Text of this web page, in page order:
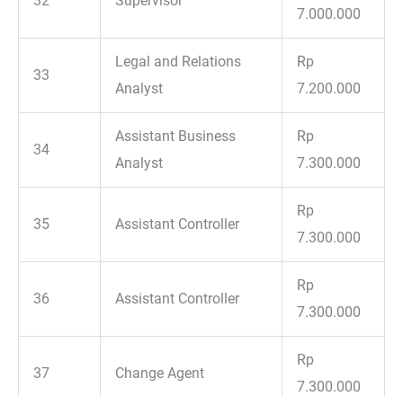
7.000.000
33
Legal and Relations
Analyst
Rp
7.200.000
34
Assistant Business
Analyst
Rp
7.300.000
35 Assistant Controller
Rp
7.300.000
36 Assistant Controller
Rp
7.300.000
37 Change Agent
Rp
7.300.000